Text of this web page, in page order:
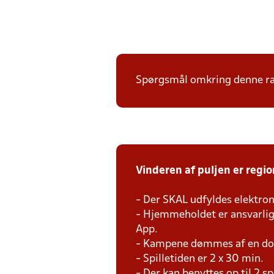
Spørgsmål omkring denne
Vinderen af puljen er
- Der SKAL udfyldes
- Hjemmeholdet er
App.
- Kampene dømmes af en
- Spilletiden er 2 x 30 min.